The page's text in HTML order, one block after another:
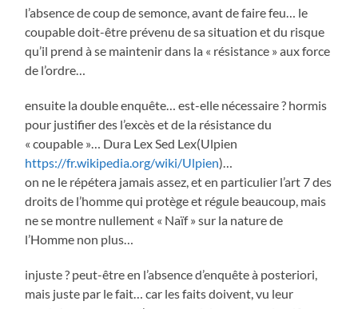
l’absence de coup de semonce, avant de faire feu… le
coupable doit-être prévenu de sa situation et du risque
qu’il prend à se maintenir dans la « résistance » aux force
de l’ordre…
ensuite la double enquête… est-elle nécessaire ? hormis
pour justifier des l’excès et de la résistance du
« coupable »… Dura Lex Sed Lex(Ulpien
https://fr.wikipedia.org/wiki/Ulpien)…
on ne le répétera jamais assez, et en particulier l’art 7 des
droits de l’homme qui protège et régule beaucoup, mais
ne se montre nullement « Naïf » sur la nature de
l’Homme non plus…
injuste ? peut-être en l’absence d’enquête à posteriori,
mais juste par le fait… car les faits doivent, vu leur